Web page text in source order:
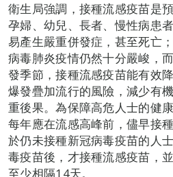
衛生局強調，接種流感疫苗是
孕婦、幼兒、長者、慢性病患
易產生嚴重併發症，甚至死亡
病毒肺炎疫情仍然十分嚴峻，
發季節，接種流感疫苗能有效
爆發疊加流行的風險，減少有
重後果。為保障高危人士的健
每年應在流感高峰前，儘早接
於仍未接種新冠病毒疫苗的人
毒疫苗後，才接種流感疫苗，
至少相隔14天。